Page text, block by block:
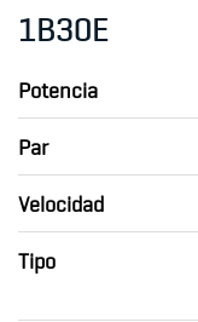
1B30E
Potencia
Par
Velocidad
Tipo